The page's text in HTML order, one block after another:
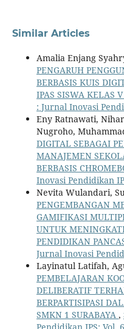
Similar Articles
Amalia Enjang
PENGARUH
BERBASIS KUIS
IPAS SISWA KELAS
: Jurnal Inovasi
Eny Ratnawati,
Nugroho,
DIGITAL SEBAGAI
MANAJEMEN
BERBASIS
Inovasi Pendidikan
Nevita Wulandari,
PENGEMBANGAN
GAMIFIKASI
UNTUK
PENDIDIKAN
Jurnal Inovasi
Layinatul Latifah,
PEMBELAJARAN
DELIBERATIF
BERPARTISIPASI
SMKN 1 SURABAYA ,